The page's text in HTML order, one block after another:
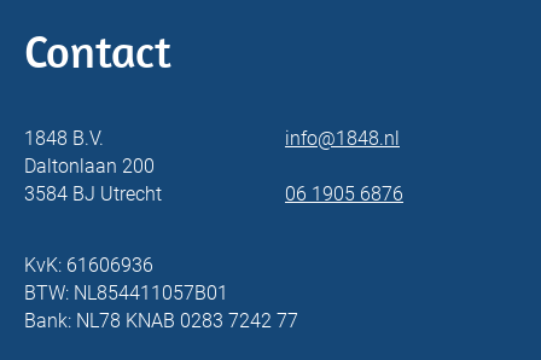
Contact
1848 B.V.
Daltonlaan 200
3584 BJ Utrecht
info@1848.nl
06 1905 6876
KvK: 61606936
BTW: NL854411057B01
Bank: NL78 KNAB 0283 7242 77